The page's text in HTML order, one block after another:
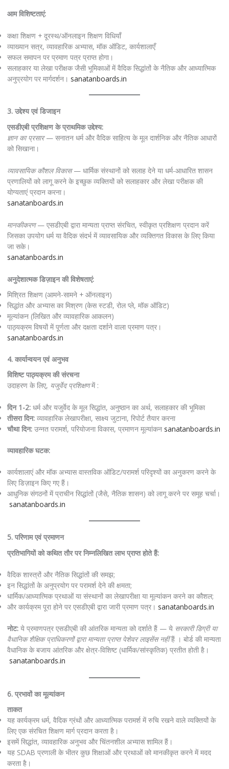
आम विशिष्टताएं:
कक्षा शिक्षण + दूरस्थ/ऑनलाइन शिक्षण विधियाँ
व्याख्यान सत्र, व्यावहारिक अभ्यास, मॉक ऑडिट, कार्यशालाएँ
सफल समापन पर प्रमाण पत्र प्राप्त होगा।
सलाहकार या लेखा परीक्षक जैसी भूमिकाओं में वैदिक सिद्धांतों के नैतिक और आध्यात्मिक
अनुप्रयोग पर मार्गदर्शन। sanatanboards.in
3. उद्देश्य एवं डिजाइन
एसडीएबी प्रशिक्षण के प्राथमिक उद्देश्य:
ज्ञान का प्रसार— सनातन धर्म और वैदिक साहित्य के मूल दार्शनिक और नैतिक आधारों
को सिखाना।
व्यावसायिक कौशल विकास— धार्मिक संस्थानों को सलाह देने या धर्म-आधारित शासन
प्रणालियों को लागू करने के इच्छुक व्यक्तियों को सलाहकार और लेखा परीक्षक की
योग्यताएं प्रदान करना।
sanatanboards.in
मानकीकरण— एसडीएबी द्वारा मान्यता प्राप्त संरचित, स्वीकृत प्रशिक्षण प्रदान करें
जिसका उपयोग धर्म या वैदिक संदर्भ में व्यावसायिक और व्यक्तिगत विकास के लिए किया
जा सके।
sanatanboards.in
अनुदेशात्मक डिज़ाइन की विशेषताएं:
मिश्रित शिक्षण (आमने-सामने + ऑनलाइन)
सिद्धांत और अभ्यास का मिश्रण (केस स्टडी, रोल प्ले, मॉक ऑडिट)
मूल्यांकन (लिखित और व्यावहारिक आकलन)
पाठ्यक्रम विषयों में पूर्णता और दक्षता दर्शाने वाला प्रमाण पत्र।
sanatanboards.in
4. कार्यान्वयन एवं अनुभव
विशिष्ट पाठ्यक्रम की संरचना
उदाहरण के लिए, यजुर्वेद प्रशिक्षणमें :
दिन 1-2:धर्म और यजुर्वेद के मूल सिद्धांत, अनुष्ठान का अर्थ, सलाहकार की भूमिका
तीसरा दिन:व्यावहारिक लेखापरीक्षा, साक्ष्य जुटाना, रिपोर्ट तैयार करना
चौथा दिन:उन्नत परामर्श, परियोजना विकास, प्रमाणन मूल्यांकन sanatanboards.in
व्यावहारिक घटक:
कार्यशालाएं और मॉक अभ्यास वास्तविक ऑडिट/परामर्श परिदृश्यों का अनुकरण करने के
लिए डिज़ाइन किए गए हैं।
आधुनिक संगठनों में प्राचीन सिद्धांतों (जैसे, नैतिक शासन) को लागू करने पर समूह चर्चा।
sanatanboards.in
5. परिणाम एवं प्रमाणन
प्रतिभागियों को कथित तौर पर निम्नलिखित लाभ प्राप्त होते हैं:
वैदिक शास्त्रों और नैतिक सिद्धांतों की समझ;
इन सिद्धांतों के अनुप्रयोग पर परामर्श देने की क्षमता;
धार्मिक/आध्यात्मिक प्रथाओं या संस्थानों का लेखापरीक्षा या मूल्यांकन करने का कौशल;
और कार्यक्रम पूरा होने पर एसडीएबी द्वारा जारी प्रमाण पत्र। sanatanboards.in
नोट:ये प्रमाणपत्र एसडीएबी की आंतरिक मान्यता को दर्शाते हैं — ये सरकारी डिग्री या
वैधानिक शैक्षिक प्राधिकरणों द्वारा मान्यता प्राप्त पेशेवर लाइसेंस नहींहैं । बोर्ड की मान्यता
वैधानिक के बजाय आंतरिक और क्षेत्र-विशिष्ट (धार्मिक/सांस्कृतिक) प्रतीत होती है।
sanatanboards.in
6. प्रभावों का मूल्यांकन
ताकत
यह कार्यक्रम धर्म, वैदिक ग्रंथों और आध्यात्मिक परामर्श में रुचि रखने वाले व्यक्तियों के
लिए एक संरचित शिक्षण मार्ग प्रदान करता है।
इसमें सिद्धांत, व्यावहारिक अनुभव और चिंतनशील अभ्यास शामिल हैं।
यह SDAB प्रणाली के भीतर कुछ शिक्षाओं और प्रथाओं को मानकीकृत करने में मदद
करता है।